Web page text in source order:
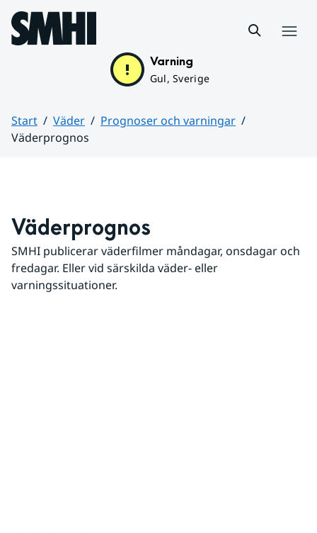
Hoppa till sidans innehåll
Varning
Gul, Sverige
Start Väder
Prognoser och varningar
Väderprognos
Väderprognos
SMHI publicerar väderfilmer måndagar, onsdagar och
fredagar. Eller vid särskilda väder- eller
varningssituationer.